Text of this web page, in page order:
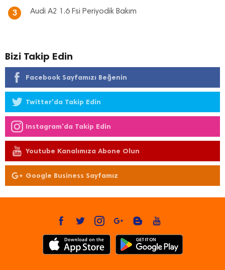
3 Audi A2 1.6 Fsi Periyodik Bakım
Bizi Takip Edin
Facebook Sayfamızı Beğenin
Twitter'da Takip Edin
Instagram'da Takip Edin
Youtube Kanalımıza Abone Olun
Google Business Sayfamız